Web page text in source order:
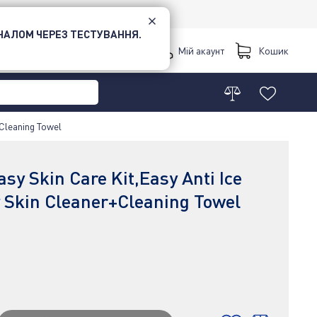
Мій акаунт Кошик
Towel
Skin Care Kit,Easy Anti Ice
Cleaner+Cleaning Towel
ЧЕРЕЗ ТЕСТУВАННЯ.